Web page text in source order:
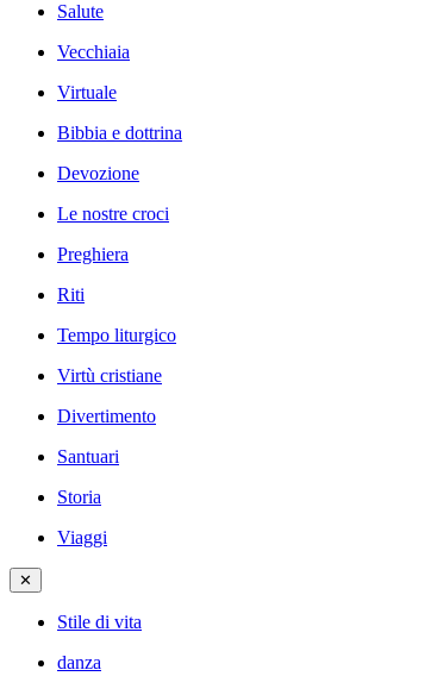
Salute
Vecchiaia
Virtuale
Bibbia e dottrina
Devozione
Le nostre croci
Preghiera
Riti
Tempo liturgico
Virtù cristiane
Divertimento
Santuari
Storia
Viaggi
✕
Stile di vita
danza